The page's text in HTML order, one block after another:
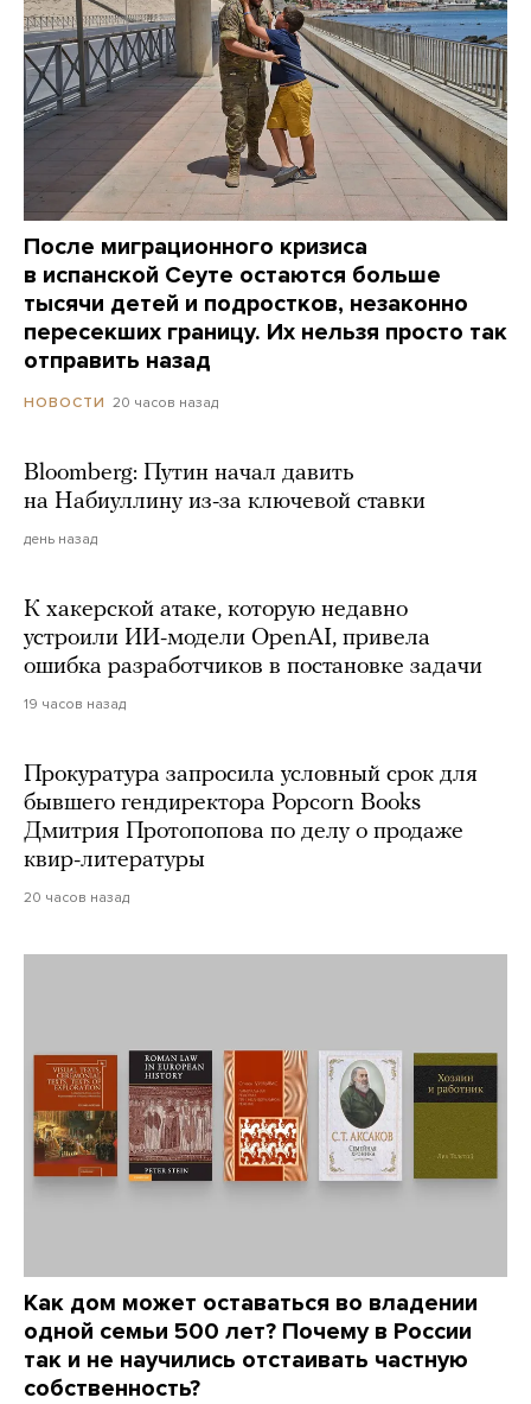
После миграционного кризиса
в испанской Сеуте остаются больше
тысячи детей и подростков, незаконно
пересекших границу. Их нельзя просто так
отправить назад
НОВОСТИ 20 часов назад
Bloomberg: Путин начал давить
на Набиуллину из-за ключевой ставки
день назад
К хакерской атаке, которую недавно
устроили ИИ-модели OpenAI, привела
ошибка разработчиков в постановке задачи
19 часов назад
Прокуратура запросила условный срок для
бывшего гендиректора Popcorn Books
Дмитрия Протопопова по делу о продаже
квир-литературы
20 часов назад
Как дом может оставаться во владении
одной семьи 500 лет? Почему в России
так и не научились отстаивать частную
собственность?